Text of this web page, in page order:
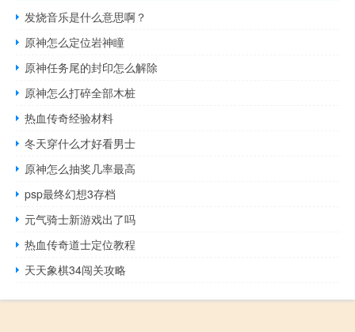
发烧音乐是什么意思啊？
原神怎么定位岩神瞳
原神任务尾的封印怎么解除
原神怎么打碎全部木桩
热血传奇经验材料
冬天穿什么才好看男士
原神怎么抽奖几率最高
psp最终幻想3存档
元气骑士新游戏出了吗
热血传奇道士定位教程
天天象棋34闯关攻略